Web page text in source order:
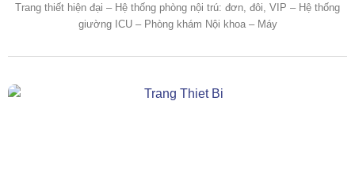
Trang thiết hiện đại – Hệ thống phòng nội trú: đơn, đôi, VIP – Hệ thống
giường ICU – Phòng khám Nội khoa – Máy